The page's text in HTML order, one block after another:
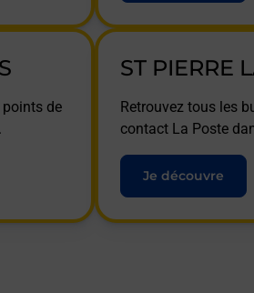
points de
ST PIERRE
Retrouvez tous les
contact La Poste
Je découvre